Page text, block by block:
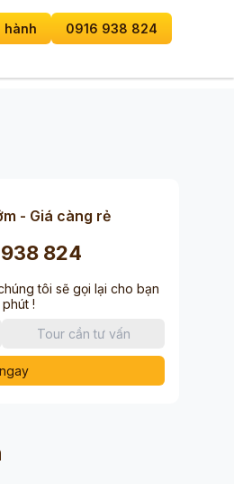
hành 0916 938 824
- Giá càng rẻ
824
tôi sẽ gọi lại cho bạn
!